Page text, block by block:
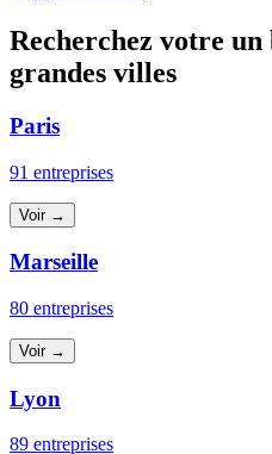
Recherchez votre
grandes villes
Paris
91 entreprises
Voir →
Marseille
80 entreprises
Voir →
Lyon
89 entreprises